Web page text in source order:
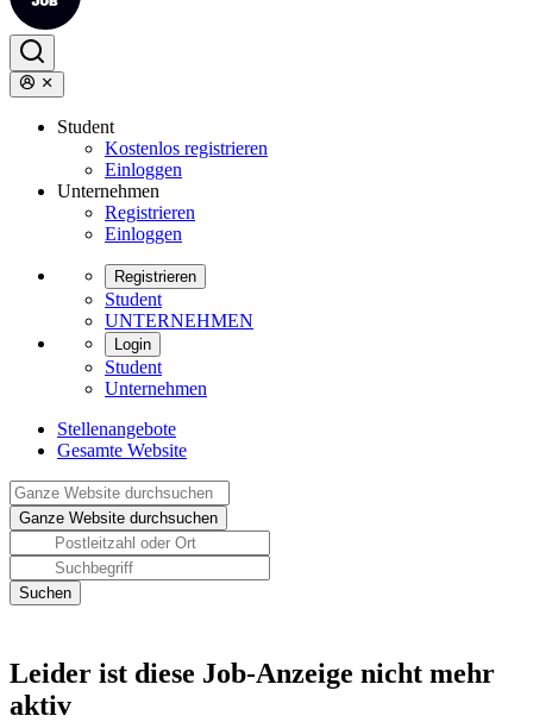
Student
Kostenlos registrieren
Einloggen
Unternehmen
Registrieren
Einloggen
Registrieren
Student
UNTERNEHMEN
Login
Student
Unternehmen
Stellenangebote
Gesamte Website
Leider ist diese Job-Anzeige nicht mehr
aktiv